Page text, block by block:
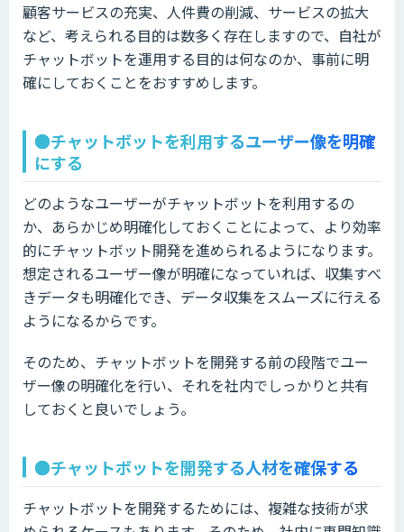
顧客サービスの充実、人件費の削減、サービスの拡大
など、考えられる目的は数多く存在しますので、自社が
チャットボットを運用する目的は何なのか、事前に明
確にしておくことをおすすめします。
●チャットボットを利用するユーザー像を明確
にする
どのようなユーザーがチャットボットを利用するの
か、あらかじめ明確化しておくことによって、より効率
的にチャットボット開発を進められるようになります。
想定されるユーザー像が明確になっていれば、収集すべ
きデータも明確化でき、データ収集をスムーズに行える
ようになるからです。
そのため、チャットボットを開発する前の段階でユー
ザー像の明確化を行い、それを社内でしっかりと共有
しておくと良いでしょう。
●チャットボットを開発する人材を確保する
チャットボットを開発するためには、複雑な技術が求